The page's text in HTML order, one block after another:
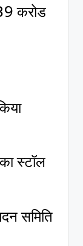
करोड
स्टॉल
समिति